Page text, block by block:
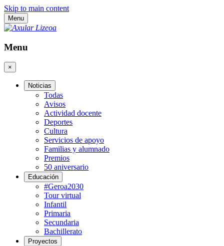
Skip to main content
Menu
Menu
×
Noticias
Todas
Avisos
Actividad docente
Deportes
Cultura
Servicios de apoyo
Familias y alumnado
Premios
50 aniversario
Educación
#Geroa2030
Tour virtual
Infantil
Primaria
Secundaria
Bachillerato
Proyectos